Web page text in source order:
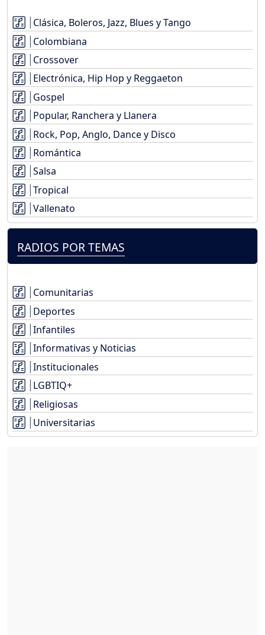
Clásica, Boleros, Jazz, Blues y Tango
Colombiana
Crossover
Electrónica, Hip Hop y Reggaeton
Gospel
Popular, Ranchera y Llanera
Rock, Pop, Anglo, Dance y Disco
Romántica
Salsa
Tropical
Vallenato
RADIOS POR TEMAS
Comunitarias
Deportes
Infantiles
Informativas y Noticias
Institucionales
LGBTIQ+
Religiosas
Universitarias